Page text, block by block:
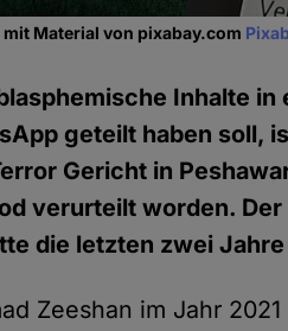
Material von pixabay.com
Inhalte in
geteilt haben soll,
Gericht in
verurteilt worden.
die letzten zwei
Zeeshan im Jahr 2021